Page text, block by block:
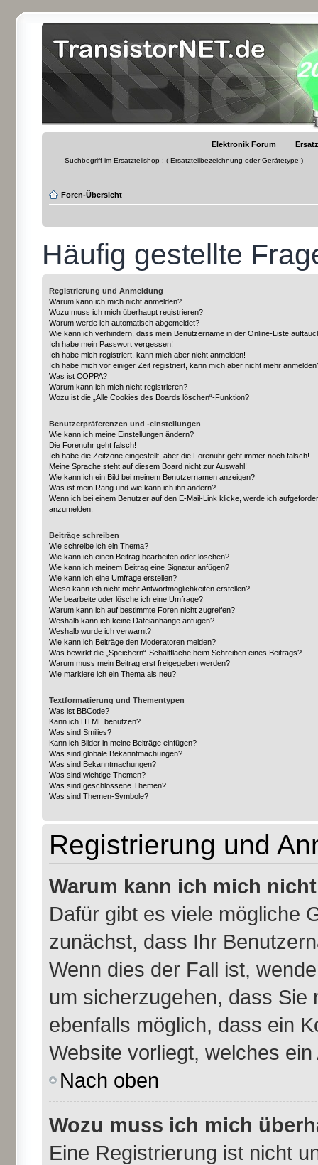
Elektronik Forum
Suchbegriff im Ersatzteilshop : ( Ersatzteilbezeichnung oder Gerätetype )
Foren-Übersicht
Häufig gestellte
Registrierung und Anmeldung
Warum kann ich mich nicht anmelden?
Wozu muss ich mich überhaupt registrieren?
Warum werde ich automatisch abgemeldet?
Wie kann ich verhindern, dass mein Benutzername in der Online-Liste
Ich habe mein Passwort vergessen!
Ich habe mich registriert, kann mich aber nicht anmelden!
Ich habe mich vor einiger Zeit registriert, kann mich aber nicht mehr
Was ist COPPA?
Warum kann ich mich nicht registrieren?
Wozu ist die „Alle Cookies des Boards löschen“-Funktion?
Benutzerpräferenzen und -einstellungen
Wie kann ich meine Einstellungen ändern?
Die Forenuhr geht falsch!
Ich habe die Zeitzone eingestellt, aber die Forenuhr geht immer noch falsch!
Meine Sprache steht auf diesem Board nicht zur Auswahl!
Wie kann ich ein Bild bei meinem Benutzernamen anzeigen?
Was ist mein Rang und wie kann ich ihn ändern?
Wenn ich bei einem Benutzer auf den E-Mail-Link klicke, werde ich
anzumelden.
Beiträge schreiben
Wie schreibe ich ein Thema?
Wie kann ich einen Beitrag bearbeiten oder löschen?
Wie kann ich meinem Beitrag eine Signatur anfügen?
Wie kann ich eine Umfrage erstellen?
Wieso kann ich nicht mehr Antwortmöglichkeiten erstellen?
Wie bearbeite oder lösche ich eine Umfrage?
Warum kann ich auf bestimmte Foren nicht zugreifen?
Weshalb kann ich keine Dateianhänge anfügen?
Weshalb wurde ich verwarnt?
Wie kann ich Beiträge den Moderatoren melden?
Was bewirkt die „Speichern“-Schaltfläche beim Schreiben eines Beitrags?
Warum muss mein Beitrag erst freigegeben werden?
Wie markiere ich ein Thema als neu?
Textformatierung und Thementypen
Was ist BBCode?
Kann ich HTML benutzen?
Was sind Smilies?
Kann ich Bilder in meine Beiträge einfügen?
Was sind globale Bekanntmachungen?
Was sind Bekanntmachungen?
Was sind wichtige Themen?
Was sind geschlossene Themen?
Was sind Themen-Symbole?
Registrierung und
Warum kann ich mich
Dafür gibt es viele mögliche
zunächst, dass Ihr
Wenn dies der Fall ist,
um sicherzugehen, dass
ebenfalls möglich, dass ein
Website vorliegt, welches
Nach oben
Wozu muss ich mich
Eine Registrierung ist nicht